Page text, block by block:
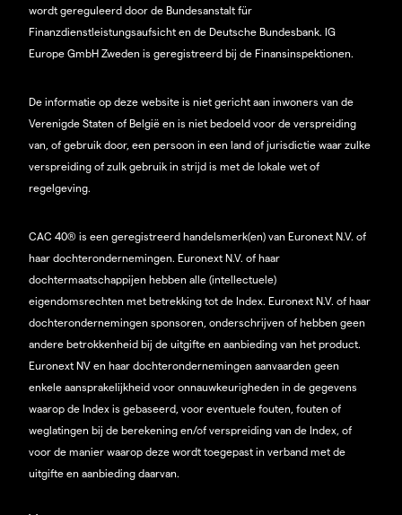
wordt gereguleerd door de Bundesanstalt für
Finanzdienstleistungsaufsicht en de Deutsche Bundesbank. IG
Europe GmbH Zweden is geregistreerd bij de Finansinspektionen.
De informatie op deze website is niet gericht aan inwoners van de
Verenigde Staten of België en is niet bedoeld voor de verspreiding
van, of gebruik door, een persoon in een land of jurisdictie waar zulke
verspreiding of zulk gebruik in strijd is met de lokale wet of
regelgeving.
CAC 40® is een geregistreerd handelsmerk(en) van Euronext N.V. of
haar dochterondernemingen. Euronext N.V. of haar
dochtermaatschappijen hebben alle (intellectuele)
eigendomsrechten met betrekking tot de Index. Euronext N.V. of haar
dochterondernemingen sponsoren, onderschrijven of hebben geen
andere betrokkenheid bij de uitgifte en aanbieding van het product.
Euronext NV en haar dochterondernemingen aanvaarden geen
enkele aansprakelijkheid voor onnauwkeurigheden in de gegevens
waarop de Index is gebaseerd, voor eventuele fouten, fouten of
weglatingen bij de berekening en/of verspreiding van de Index, of
voor de manier waarop deze wordt toegepast in verband met de
uitgifte en aanbieding daarvan.